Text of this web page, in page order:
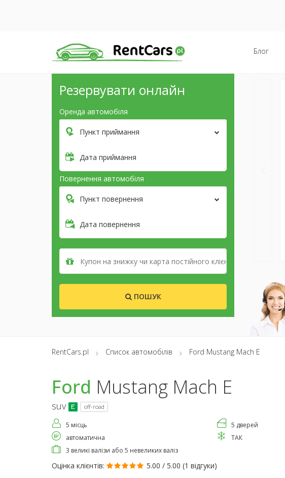
Блог
Резервувати онлайн
Оренда автомобіля
Пункт приймання
Дата приймання
Повернення автомобіля
Пункт повернення
Дата повернення
ПОШУК
RentCars.pl Список автомобілів Ford Mustang Mach E
Ford Mustang Mach E
suv off-road
5 місць
5 дверей
автоматична
ТАК
3 великі валізи або 5 невеликих валіз
Оцінка клієнтів: 5.00 / 5.00 (1 відгуки)